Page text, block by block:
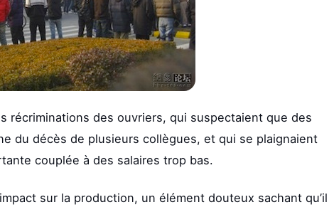
récriminations des ouvriers, qui suspectaient que des
du décès de plusieurs collègues, et qui se plaignaient
couplée à des salaires trop bas.
sur la production, un élément douteux sachant qu’il